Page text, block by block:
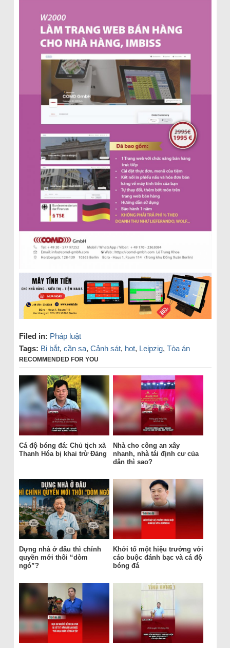
Filed in: Pháp luật
Tags: Bị bắt, cần sa, Cảnh sát, hot, Leipzig, Tòa án
RECOMMENDED FOR YOU
Cá độ bóng đá: Chủ tịch xã
Thanh Hóa bị khai trừ Đảng
Nhà cho công an xây
nhanh, nhà tái định cư của
dân thì sao?
Dựng nhà ở đâu thì chính
quyền mới thôi “dòm
ngó”?
Khởi tố một hiệu trưởng với
cáo buộc đánh bạc và cá độ
bóng đá